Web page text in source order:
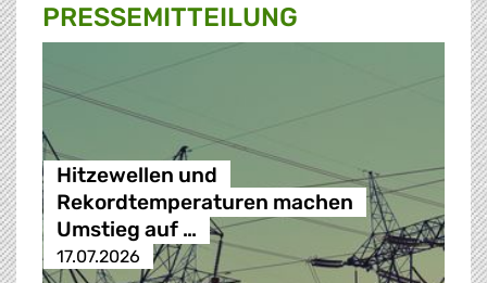
PRESSE­MITTEILUNG
Hitzewellen und
Rekordtemperaturen machen
Umstieg auf …
17.07.2026